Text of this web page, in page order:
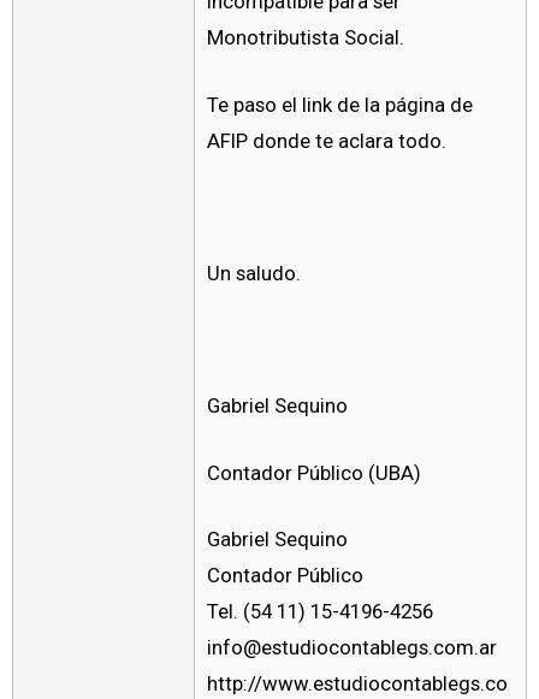
Monotributista Social.
Te paso el link de la página de
AFIP donde te aclara todo.
Un saludo.
Gabriel Sequino
Contador Público (UBA)
Gabriel Sequino
Contador Público
Tel. (54 11) 15-4196-4256
info@estudiocontablegs.com.ar
http://www.estudiocontablegs.co